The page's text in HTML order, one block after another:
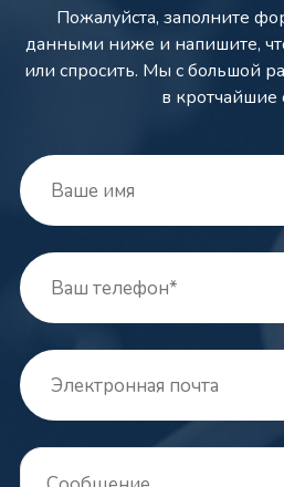
Пожалуйста, заполните
данными ниже и напишите,
или спросить. Мы с большой
в кротчайшие